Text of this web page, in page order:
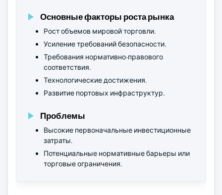
Основные факторы роста рынка
Рост объемов мировой торговли.
Усиление требований безопасности.
Требования нормативно-правового
соответствия.
Технологические достижения.
Развитие портовых инфраструктур.
Проблемы
Высокие первоначальные инвестиционные
затраты.
Потенциальные нормативные барьеры или
торговые ограничения.